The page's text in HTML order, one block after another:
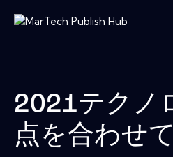
2021テクノ
点を合わせ